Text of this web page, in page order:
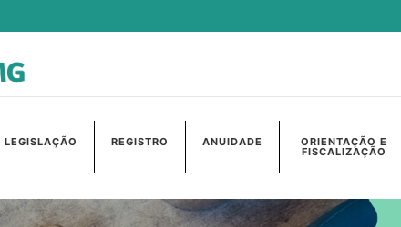
LEGISLAÇÃO REGISTRO ANUIDADE ORIENTAÇÃO E
FISCALIZAÇÃO